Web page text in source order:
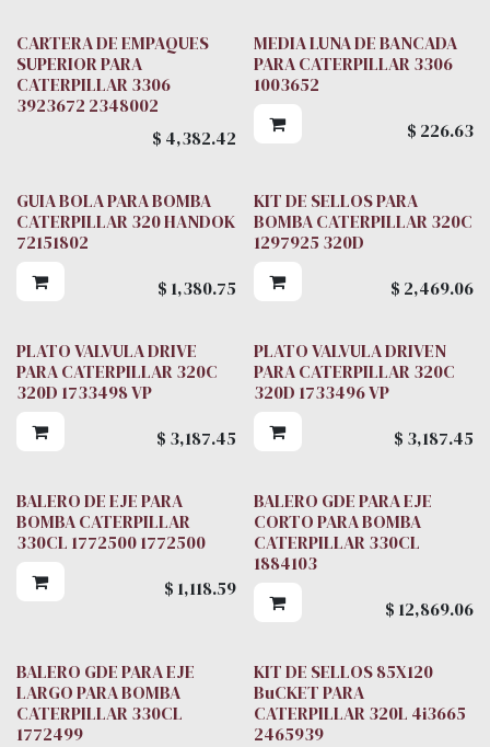
CARTERA DE EMPAQUES
SUPERIOR PARA
CATERPILLAR 3306
3923672 2348002
$ 4,382.42
MEDIA LUNA DE BANCADA
PARA CATERPILLAR 3306
1003652
$ 226.63
GUIA BOLA PARA BOMBA
CATERPILLAR 320 HANDOK
72151802
$ 1,380.75
KIT DE SELLOS PARA
BOMBA CATERPILLAR 320C
1297925 320D
$ 2,469.06
PLATO VALVULA DRIVE
PARA CATERPILLAR 320C
320D 1733498 VP
$ 3,187.45
PLATO VALVULA DRIVEN
PARA CATERPILLAR 320C
320D 1733496 VP
$ 3,187.45
BALERO DE EJE PARA
BOMBA CATERPILLAR
330CL 1772500 1772500
$ 1,118.59
BALERO GDE PARA EJE
CORTO PARA BOMBA
CATERPILLAR 330CL
1884103
$ 12,869.06
BALERO GDE PARA EJE
LARGO PARA BOMBA
CATERPILLAR 330CL
1772499
KIT DE SELLOS 85X120
BuCKET PARA
CATERPILLAR 320L 4i3665
2465939